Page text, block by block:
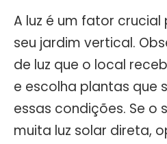
A luz é um fator
seu jardim vertical.
de luz que o local
e escolha plantas que
essas condições. Se o
muita luz solar direta,